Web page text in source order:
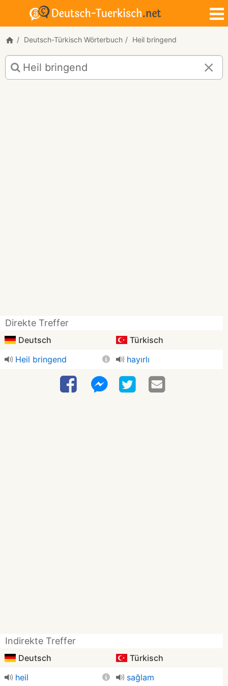
Deutsch-Türkisch Wörterbuch Heil bringend
Deutsch-
Türkisch
Übersetzung
Direkte Treffer
Deutsch
Türkisch
Heil bringend
hayırlı
Indirekte Treffer
Deutsch
Türkisch
heil
sağlam